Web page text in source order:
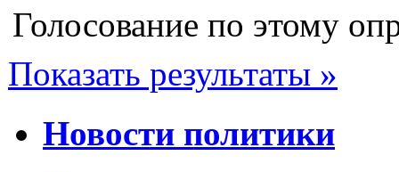
Голосование по этому
Показать результаты »
Новости политики